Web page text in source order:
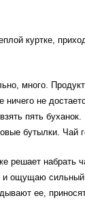
куртке,
много.
не
пять
бутылки. Чай
решает набрать
ощущаю сильный
ее,